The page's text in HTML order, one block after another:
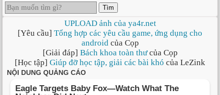
Tìm
UPLOAD ảnh của ya4r.net
[Yêu cầu] Tổng hợp các yêu cầu game, ứng dụng cho
androidcủa Cọp
[Giải đáp] Bách khoa toàn thưcủa Cọp
[Học tập] Giúp đỡ học tập, giải các bài khó của LeZink